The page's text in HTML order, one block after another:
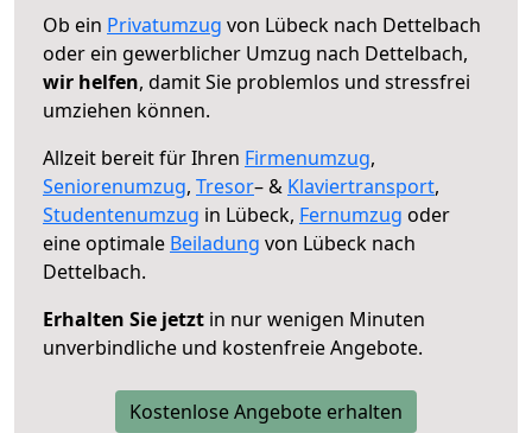
Ob ein Privatumzug von Lübeck nach Dettelbach
oder ein gewerblicher Umzug nach Dettelbach,
wir helfen, damit Sie problemlos und stressfrei
umziehen können.
Allzeit bereit für Ihren Firmenumzug,
Seniorenumzug, Tresor– & Klaviertransport,
Studentenumzug in Lübeck, Fernumzug oder
eine optimale Beiladung von Lübeck nach
Dettelbach.
Erhalten Sie jetzt in nur wenigen Minuten
unverbindliche und kostenfreie Angebote.
Kostenlose Angebote erhalten